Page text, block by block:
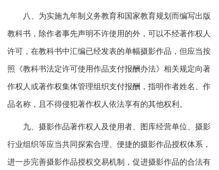
八、为实施九年制义务教育和国家教育规划而编写出版
教科书，除作者事先声明不许使用的外，可以不经著作权人
许可，在教科书中汇编已经发表的单幅摄影作品，但应当按
照《教科书法定许可使用作品支付报酬办法》相关规定向著
作权人或著作权集体管理组织支付报酬，指明作者姓名、作
品名称，且不得侵犯著作权人依法享有的其他权利。
九、摄影作品著作权人及使用者、图库经营单位、摄影
行业组织等应当共同探索合理、便捷的摄影作品授权体系，
进一步完善摄影作品授权交易机制，促进摄影作品的合法有